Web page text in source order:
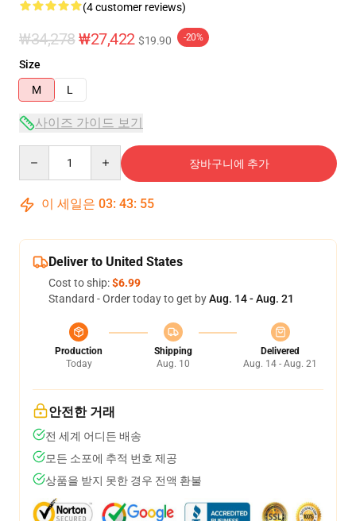
(4 customer reviews)
₩34,278₩27,422 $19.90 -20%
Size
M
L
사이즈 가이드 보기
장바구니에 추가
이 세일은 03: 43: 54
Deliver to United States
Cost to ship:$6.99
Standard - Order today to get byAug. 14 - Aug. 21
Production
Today
Shipping
Aug. 10
Delivered
Aug. 14 - Aug. 21
안전한 거래
전 세계 어디든 배송
모든 소포에 추적 번호 제공
상품을 받지 못한 경우 전액 환불